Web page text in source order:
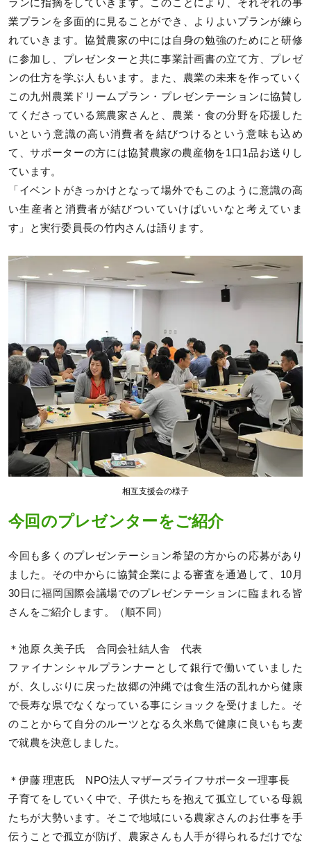
ランに指摘をしていきます。このことにより、それぞれの事
業プランを多面的に見ることができ、よりよいプランが練ら
れていきます。協賛農家の中には自身の勉強のためにと研修
に参加し、プレゼンターと共に事業計画書の立て方、プレゼ
ンの仕方を学ぶ人もいます。また、農業の未来を作っていく
この九州農業ドリームプラン・プレゼンテーションに協賛し
てくださっている篤農家さんと、農業・食の分野を応援した
いという意識の高い消費者を結びつけるという意味も込め
て、サポーターの方には協賛農家の農産物を1口1品お送りし
ています。
「イベントがきっかけとなって場外でもこのように意識の高
い生産者と消費者が結びついていけばいいなと考えていま
す」と実行委員長の竹内さんは語ります。
相互支援会の様子
今回のプレゼンターをご紹介
今回も多くのプレゼンテーション希望の方からの応募があり
ました。その中からに協賛企業による審査を通過して、10月
30日に福岡国際会議場でのプレゼンテーションに臨まれる皆
さんをご紹介します。（順不同）
＊池原 久美子氏 合同会社結人舎 代表
ファイナンシャルプランナーとして銀行で働いていました
が、久しぶりに戻った故郷の沖縄では食生活の乱れから健康
で長寿な県でなくなっている事にショックを受けました。そ
のことからて自分のルーツとなる久米島で健康に良いもち麦
で就農を決意しました。
＊伊藤 理恵氏 NPO法人マザーズライフサポーター理事長
子育てをしていく中で、子供たちを抱えて孤立している母親
たちが大勢います。そこで地域にいる農家さんのお仕事を手
伝うことで孤立が防げ、農家さんも人手が得られるだけでな